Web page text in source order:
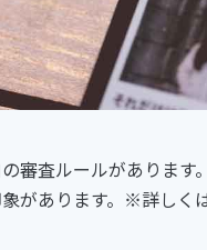
審査ルールがありま
があります。※詳しく